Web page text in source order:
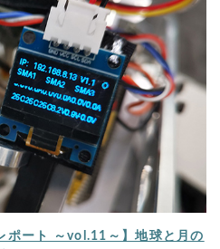
ポート ～vol.11～】地球と月の